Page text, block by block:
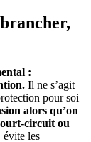
:
Il ne s’agit
pour soi
alors qu’on
circuit ou
évite les